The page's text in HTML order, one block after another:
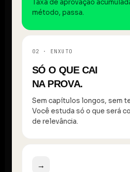
Taxa de aprovação
método, passa.
02 · ENXUTO
SÓ O QUE CAI
NA PROVA.
Sem capítulos longos, sem
Você estuda só o que será
de relevância.
→